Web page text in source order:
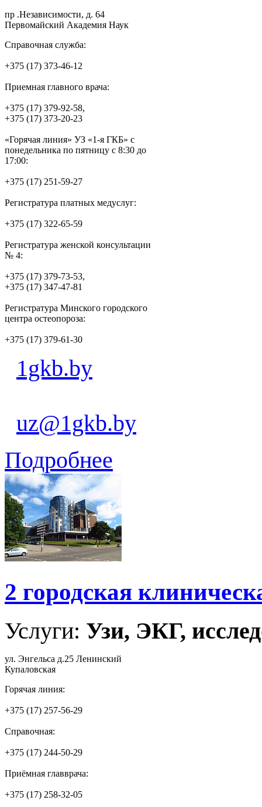
пр .Независимости, д. 64
Первомайский Академия Наук
Справочная служба:
+375 (17) 373-46-12
Приемная главного врача:
+375 (17) 379-92-58,
+375 (17) 373-20-23
«Горячая линия» УЗ «1-я ГКБ» с
понедельника по пятницу с 8:30 до
17:00:
+375 (17) 251-59-27
Регистратура платных медуслуг:
+375 (17) 322-65-59
Регистратура женской консультации
№ 4:
+375 (17) 379-73-53,
+375 (17) 347-47-81
Регистратура Минского городского
центра остеопороза:
+375 (17) 379-61-30
1gkb.by
uz@1gkb.by
Подробнее
2 городская
Услуги: Узи, ЭКГ,
ул. Энгельса д.25 Ленинский
Купаловская
Горячая линия:
+375 (17) 257-56-29
Справочная:
+375 (17) 244-50-29
Приёмная главврача:
+375 (17) 258-32-05